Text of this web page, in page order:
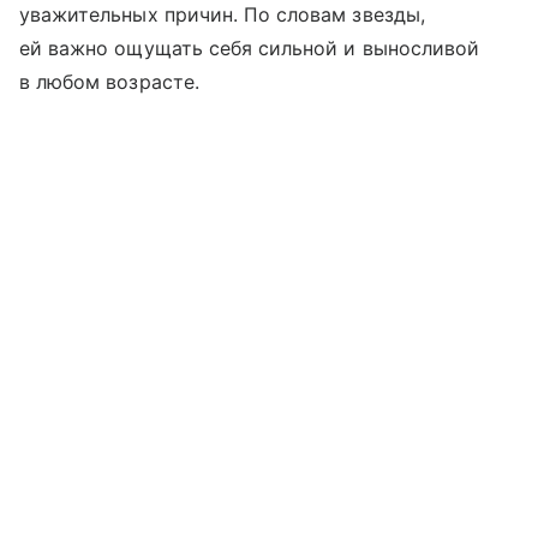
уважительных причин. По словам звезды,
ей важно ощущать себя сильной и выносливой
в любом возрасте.